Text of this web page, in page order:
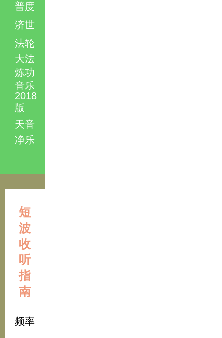
普度
济世
法轮
大法
炼功
音乐
2018
版
天音
净乐
短
波
收
听
指
南
频率